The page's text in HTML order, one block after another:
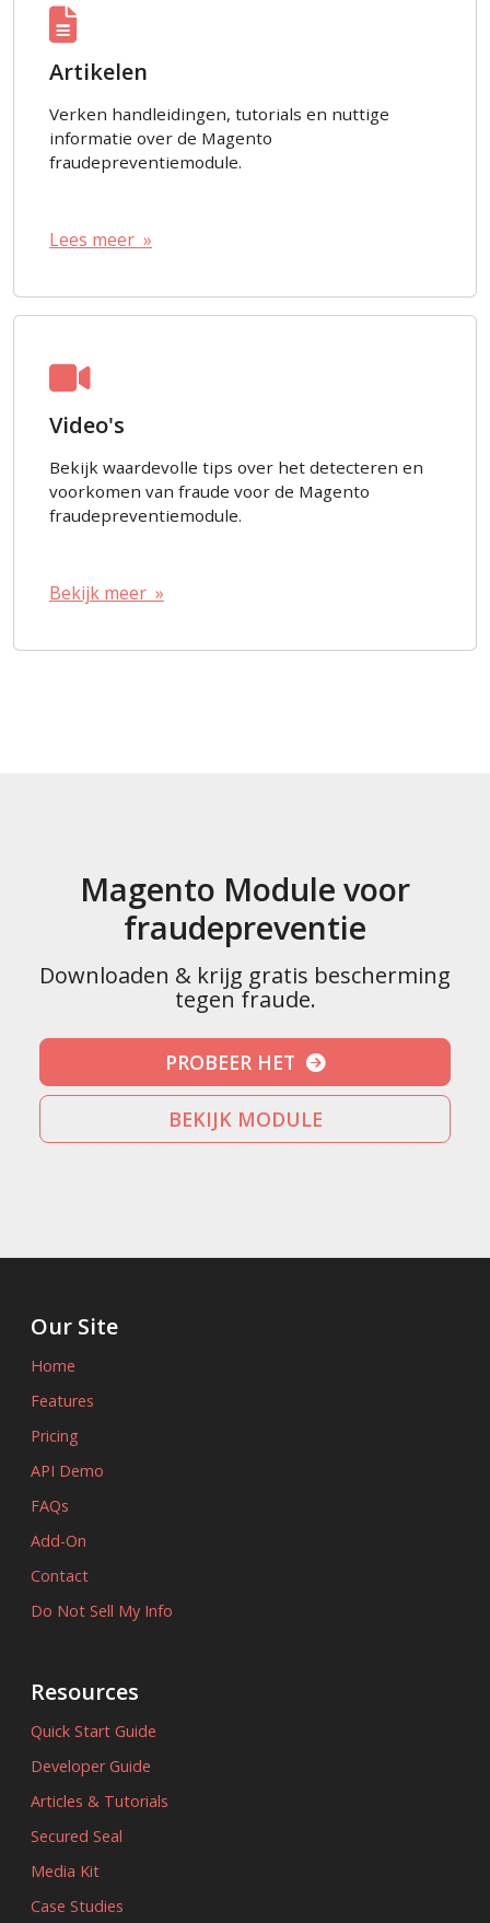
Artikelen
Verken handleidingen, tutorials en nuttige
informatie over de Magento
fraudepreventiemodule.
Lees meer »
Video's
Bekijk waardevolle tips over het detecteren en
voorkomen van fraude voor de Magento
fraudepreventiemodule.
Bekijk meer »
Magento Module voor
fraudepreventie
Downloaden & krijg gratis bescherming
tegen fraude.
PROBEER HET
BEKIJK MODULE
Our Site
Home
Features
Pricing
API Demo
FAQs
Add-On
Contact
Do Not Sell My Info
Resources
Quick Start Guide
Developer Guide
Articles & Tutorials
Secured Seal
Media Kit
Case Studies